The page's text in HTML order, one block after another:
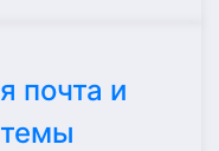
почта и